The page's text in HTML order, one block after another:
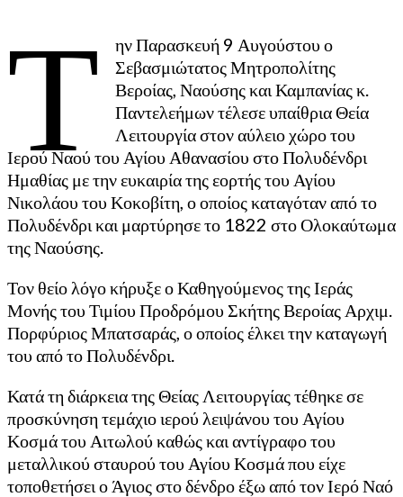
Τ
ην Παρασκευή 9 Αυγούστου ο
Σεβασμιώτατος Μητροπολίτης
Βεροίας, Ναούσης και Καμπανίας κ.
Παντελεήμων τέλεσε υπαίθρια Θεία
Λειτουργία στον αύλειο χώρο του
Ιερού Ναού του Αγίου Αθανασίου στο Πολυδένδρι
Ημαθίας με την ευκαιρία της εορτής του Αγίου
Νικολάου του Κοκοβίτη, ο οποίος καταγόταν από το
Πολυδένδρι και μαρτύρησε το 1822 στο Ολοκαύτωμα
της Ναούσης.
Τον θείο λόγο κήρυξε ο Καθηγούμενος της Ιεράς
Μονής του Τιμίου Προδρόμου Σκήτης Βεροίας Αρχιμ.
Πορφύριος Μπατσαράς, ο οποίος έλκει την καταγωγή
του από το Πολυδένδρι.
Κατά τη διάρκεια της Θείας Λειτουργίας τέθηκε σε
προσκύνηση τεμάχιο ιερού λειψάνου του Αγίου
Κοσμά του Αιτωλού καθώς και αντίγραφο του
μεταλλικού σταυρού του Αγίου Κοσμά που είχε
τοποθετήσει ο Άγιος στο δένδρο έξω από τον Ιερό Ναό